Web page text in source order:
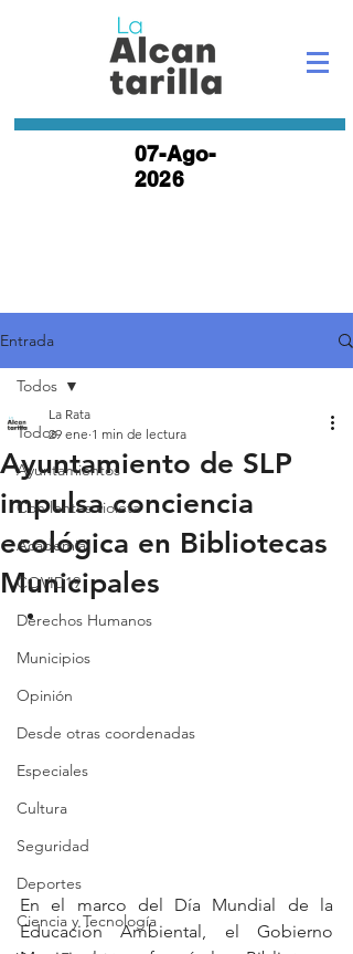
07-Ago-
2026
Entrada
Todos
Ayuntamientos
Con lentes violeta
Academia
COVID19
Derechos Humanos
Municipios
Opinión
Desde otras coordenadas
Especiales
Cultura
Seguridad
Deportes
Ciencia y Tecnología
Todos
Ayuntamiento de SLP
impulsa conciencia
ecológica en Bibliotecas
Municipales
La Rata
29 ene 1 min de lectura
En el marco del Día Mundial de la
Educación Ambiental, el Gobierno